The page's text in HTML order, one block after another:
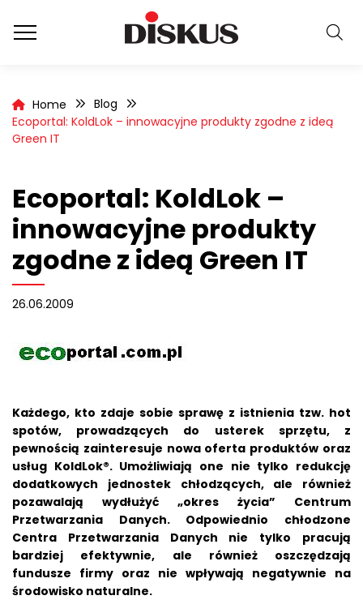
Home
Blog
Ecoportal: KoldLok – innowacyjne produkty zgodne z ideą
Green IT
Ecoportal: KoldLok –
innowacyjne produkty
zgodne z ideą Green IT
26.06.2009
Każdego, kto zdaje sobie sprawę z istnienia tzw. hot
spotów, prowadzących do usterek sprzętu, z
pewnością zainteresuje nowa oferta produktów oraz
usług KoldLok®. Umożliwiają one nie tylko redukcję
dodatkowych jednostek chłodzących, ale również
pozawalają wydłużyć „okres życia” Centrum
Przetwarzania Danych. Odpowiednio chłodzone
Centra Przetwarzania Danych nie tylko pracują
bardziej efektywnie, ale również oszczędzają
fundusze firmy oraz nie wpływają negatywnie na
środowisko naturalne.